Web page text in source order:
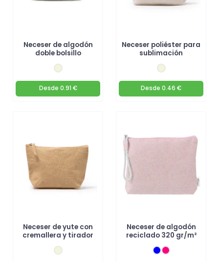
Neceser de algodón
doble bolsillo
Desde 0.91 €
Neceser poliéster para
sublimación
Desde 0.46 €
Neceser de yute con
cremallera y tirador
Neceser de algodón
reciclado 320 gr/m²